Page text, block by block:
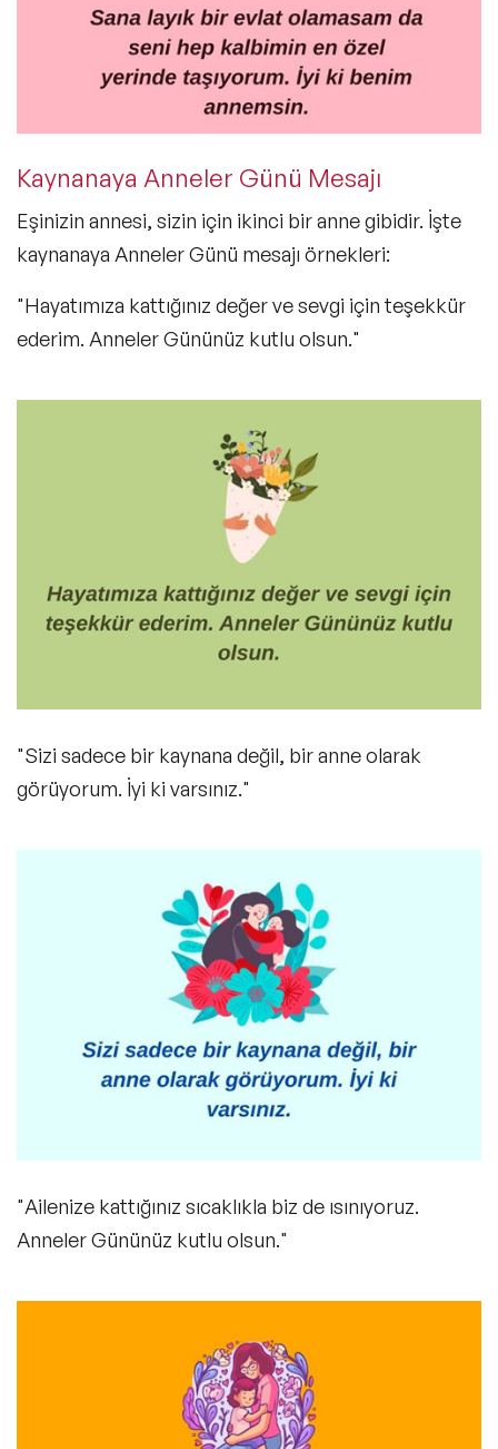
Kaynanaya Anneler Günü Mesajı
Eşinizin annesi, sizin için ikinci bir anne gibidir. İşte
kaynanaya Anneler Günü mesajı örnekleri:
"Hayatımıza kattığınız değer ve sevgi için teşekkür
ederim. Anneler Gününüz kutlu olsun."
"Sizi sadece bir kaynana değil, bir anne olarak
görüyorum. İyi ki varsınız."
"Ailenize kattığınız sıcaklıkla biz de ısınıyoruz.
Anneler Gününüz kutlu olsun."